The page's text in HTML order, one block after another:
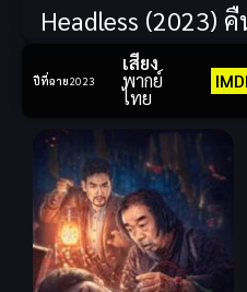
Headless (2023)
ปีที่ฉาย2023
เสียง
พากย์
ไทย